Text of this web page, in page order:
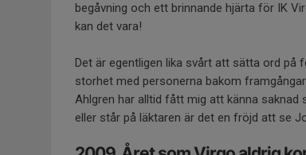
begåvning och ett brinnande hjärta för IK
kan det vara!
Det är egentligen lika svårt att sätta ord
storhet med personerna bakom
Ahlgren har alltid fått mig att känna
eller står på läktaren är det en fröjd att se